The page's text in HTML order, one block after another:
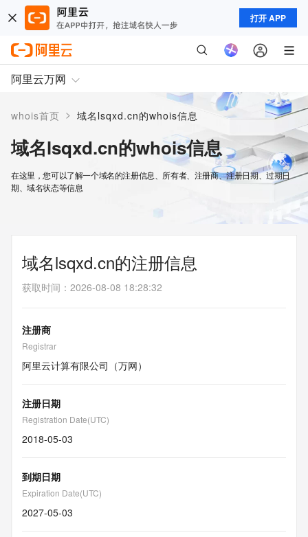
打开 APP
阿里云万网
whois首页 > 域名lsqxd.cn的whois信息
域名lsqxd.cn的whois信息
在这里，您可以了解一个域名的注册信息、所有者、注册商、注册日期、过期日
期、域名状态等信息
域名lsqxd.cn的注册信息
获取时间 ： 2026-08-08 18:28:32
注册商
Registrar
阿里云计算有限公司（万网）
注册日期
Registration Date(UTC)
2018-05-03
到期日期
Expiration Date(UTC)
2027-05-03